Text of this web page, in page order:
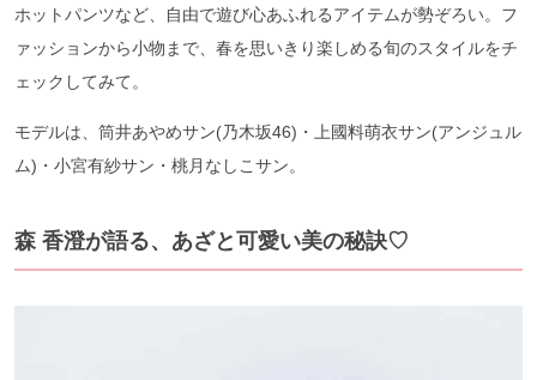
ホットパンツなど、自由で遊び心あふれるアイテムが勢ぞろい。フ
ァッションから小物まで、春を思いきり楽しめる旬のスタイルをチ
ェックしてみて。
モデルは、筒井あやめサン(乃木坂46)・上國料萌衣サン(アンジュル
ム)・小宮有紗サン・桃月なしこサン。
森 香澄が語る、あざと可愛い美の秘訣♡